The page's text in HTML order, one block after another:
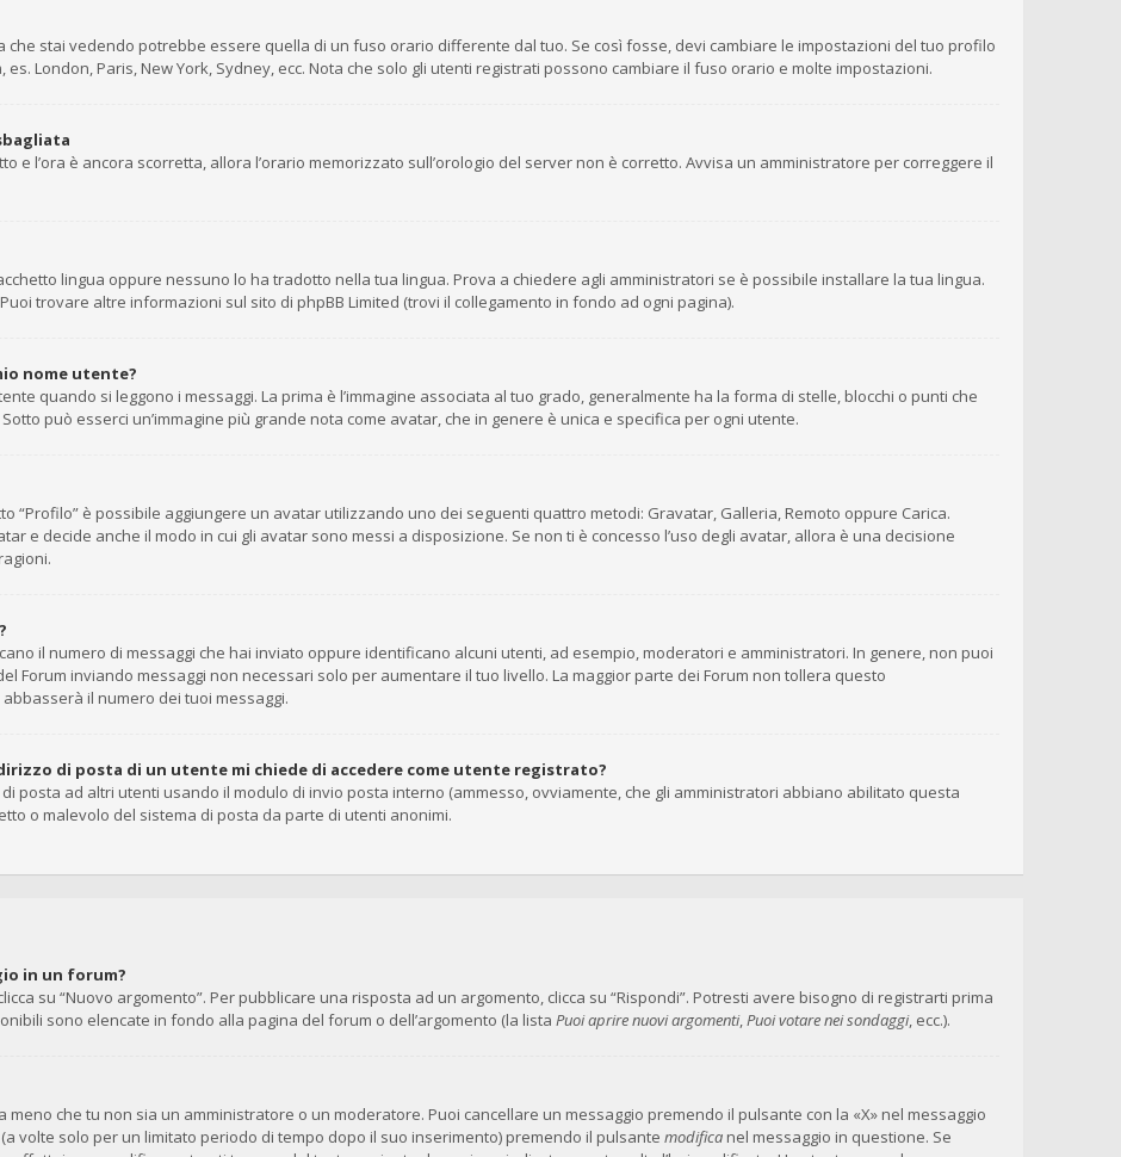
che stai vedendo potrebbe essere quella di un fuso orario differente dal tuo. Se così fosse, devi cambiare le impostazioni del tuo profilo
London, Paris, New York, Sydney, ecc. Nota che solo gli utenti registrati possono cambiare il fuso orario e molte impostazioni.
e l’ora è ancora scorretta, allora l’orario memorizzato sull’orologio del server non è corretto. Avvisa un amministratore per correggere il
lingua oppure nessuno lo ha tradotto nella tua lingua. Prova a chiedere agli amministratori se è possibile installare la tua lingua.
trovare altre informazioni sul sito di phpBB Limited (trovi il collegamento in fondo ad ogni pagina).
nome utente?
quando si leggono i messaggi. La prima è l’immagine associata al tuo grado, generalmente ha la forma di stelle, blocchi o punti che
può esserci un’immagine più grande nota come avatar, che in genere è unica e specifica per ogni utente.
“Profilo” è possibile aggiungere un avatar utilizzando uno dei seguenti quattro metodi: Gravatar, Galleria, Remoto oppure Carica.
e decide anche il modo in cui gli avatar sono messi a disposizione. Se non ti è concesso l’uso degli avatar, allora è una decisione
il numero di messaggi che hai inviato oppure identificano alcuni utenti, ad esempio, moderatori e amministratori. In genere, non puoi
Forum inviando messaggi non necessari solo per aumentare il tuo livello. La maggior parte dei Forum non tollera questo
il numero dei tuoi messaggi.
di posta di un utente mi chiede di accedere come utente registrato?
posta ad altri utenti usando il modulo di invio posta interno (ammesso, ovviamente, che gli amministratori abbiano abilitato questa
o malevolo del sistema di posta da parte di utenti anonimi.
in un forum?
su “Nuovo argomento”. Per pubblicare una risposta ad un argomento, clicca su “Rispondi”. Potresti avere bisogno di registrarti prima
sono elencate in fondo alla pagina del forum o dell’argomento (la lista Puoi aprire nuovi argomenti,Puoi votare nei sondaggi, ecc.).
meno che tu non sia un amministratore o un moderatore. Puoi cancellare un messaggio premendo il pulsante con la «X» nel messaggio
volte solo per un limitato periodo di tempo dopo il suo inserimento) premendo il pulsante modifica nel messaggio in questione. Se